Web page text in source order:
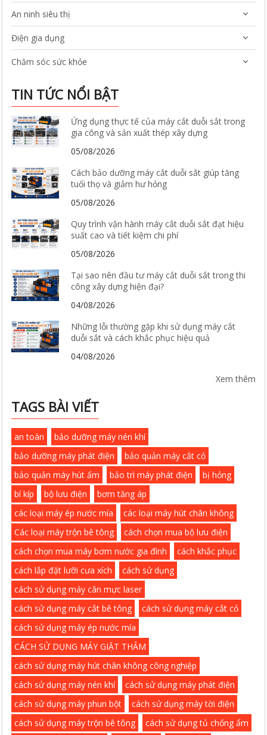
An ninh siêu thị
Điện gia dụng
Chăm sóc sức khỏe
TIN TỨC NỔI BẬT
Ứng dụng thực tế của máy cắt duỗi sắt trong
gia công và sản xuất thép xây dựng
05/08/2026
Cách bảo dưỡng máy cắt duỗi sắt giúp tăng
tuổi thọ và giảm hư hỏng
05/08/2026
Quy trình vận hành máy cắt duỗi sắt đạt hiệu
suất cao và tiết kiệm chi phí
05/08/2026
Tại sao nên đầu tư máy cắt duỗi sắt trong thi
công xây dựng hiện đại?
04/08/2026
Những lỗi thường gặp khi sử dụng máy cắt
duỗi sắt và cách khắc phục hiệu quả
04/08/2026
Xem thêm
TAGS BÀI VIẾT
an toàn
bảo dưỡng máy nén khí
bảo dưỡng máy phát điện
bảo quản máy cắt cỏ
bảo quản máy hút ẩm
bảo trì máy phát điện
bị hỏng
bí kíp
bộ lưu điện
bơm tăng áp
các loại máy ép nước mía
các loại máy hút chân không
Các loại máy trộn bê tông
cách chọn mua bộ lưu điện
cách chọn mua máy bơm nước gia đình
cách khắc phục
cách lắp đặt lưỡi cưa xích
cách sử dụng
cách sử dụng máy cân mực laser
cách sử dụng máy cắt bê tông
cách sử dụng máy cắt cỏ
cách sử dụng máy ép nước mía
CÁCH SỬ DỤNG MÁY GIẶT THẢM
cách sử dụng máy hút chân không công nghiệp
cách sử dụng máy nén khí
cách sử dụng máy phát điện
cách sử dụng máy phun bột
cách sử dụng máy tời điện
cách sử dụng máy trộn bê tông
cách sử dụng tủ chống ẩm